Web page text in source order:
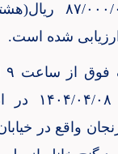
مبلغ ۸۷/۰۰۰/
ارزیابی شده است.
یکشنبه
واقع در